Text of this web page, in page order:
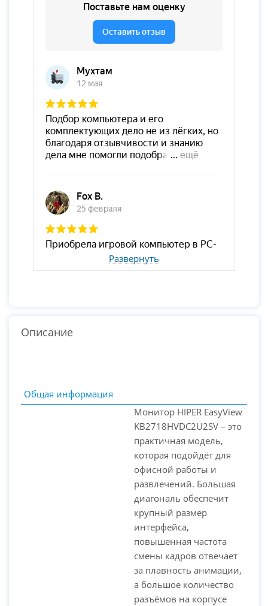
PC-Arena на карте Москвы — Яндекс Карты
Развернуть
Описание
Общая информация
Монитор HIPER EasyView
KB2718HVDC2U2SV – это
практичная модель,
которая подойдёт для
офисной работы и
развлечений. Большая
диагональ обеспечит
крупный размер
интерфейса,
повышенная частота
смены кадров отвечает
за плавность анимации,
а большое количество
разъёмов на корпусе